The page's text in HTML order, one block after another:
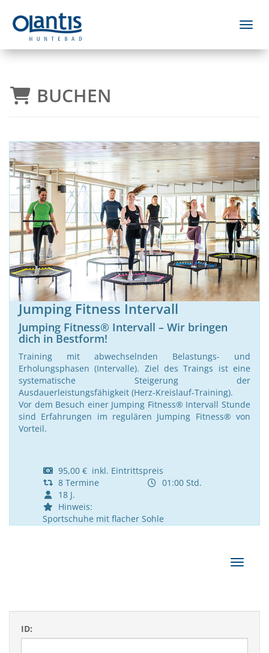
BUCHEN
Jumping Fitness Intervall
Jumping Fitness® Intervall – Wir bringen
dich in Bestform!
Training mit abwechselnden Belastungs- und
Erholungsphasen (Intervalle). Ziel des Traings ist eine
systematische Steigerung der
Ausdauerleistungsfähigkeit (Herz-Kreislauf-Training).
Vor dem Besuch einer Jumping Fitness® Intervall Stunde
sind Erfahrungen im regulären Jumping Fitness® von
Vorteil.
95,00 € inkl. Eintrittspreis
8 Termine
01:00 Std.
18 J.
Hinweis:
Sportschuhe mit flacher Sohle
ID: